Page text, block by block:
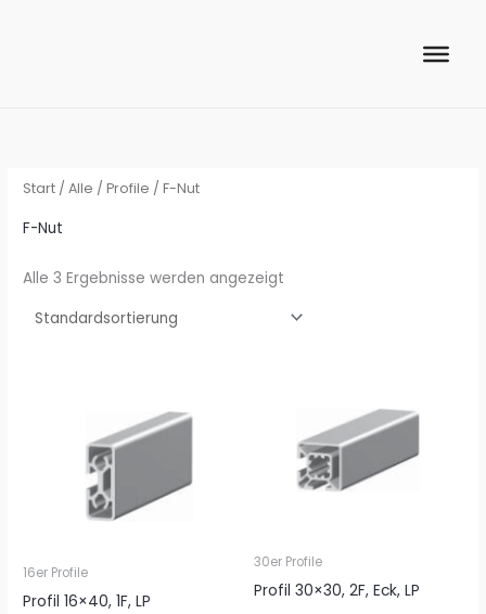
Start /Alle /Profile / F-Nut
F-Nut
Alle 3 Ergebnisse werden angezeigt
16er Profile
Profil 16×40, 1F, LP
30er Profile
Profil 30×30, 2F, Eck, LP